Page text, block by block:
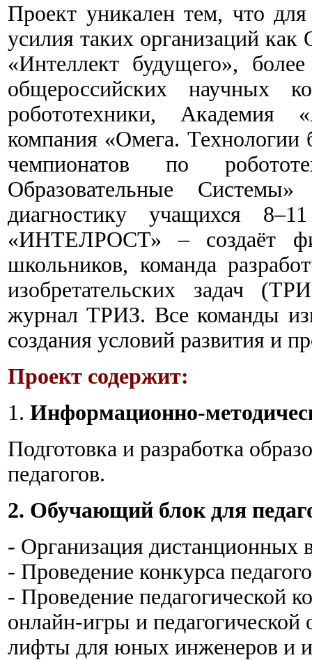
Проект уникален тем, что
усилия таких организаций
«Интеллект будущего»,
общероссийских научных
робототехники, Академия
компания «Омега. Технологии
чемпионатов по
Образовательные
диагностику учащихся
«ИНТЕЛРОСТ» – создаёт
школьников, команда
изобретательских задач
журнал ТРИЗ. Все команды
создания условий развития и
Проект содержит:
1. Информационно-
Подготовка и разработка
педагогов.
2. Обучающий блок для
- Организация дистанционных
- Проведение конкурса
- Проведение педагогической
онлайн-игры и
лифты для юных инженеров и